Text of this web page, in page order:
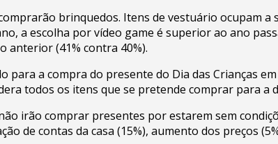
brinquedos. Itens de vestuário ocupam
a escolha por vídeo game é superior ao ano
anterior (41% contra 40%).
para a compra do presente do Dia das Crianças
todos os itens que se pretende comprar para a
irão comprar presentes por estarem sem
de contas da casa (15%), aumento dos preços